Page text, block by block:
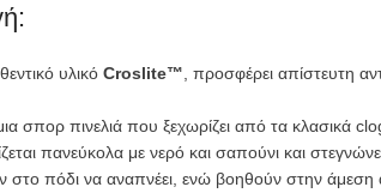
υλικό Croslite™ , προσφέρει απίστευτη
σπορ πινελιά που ξεχωρίζει από τα κλασικά
πανεύκολα με νερό και σαπούνι και
στο πόδι να αναπνέει, ενώ βοηθούν στην